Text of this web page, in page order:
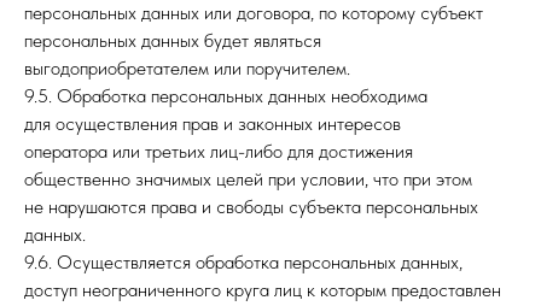
персональных данных или договора, по которому субъект
персональных данных будет являться
выгодоприобретателем или поручителем.
9.5. Обработка персональных данных необходима
для осуществления прав и законных интересов
оператора или третьих лиц-либо для достижения
общественно значимых целей при условии, что при этом
не нарушаются права и свободы субъекта персональных
данных.
9.6. Осуществляется обработка персональных данных,
доступ неограниченного круга лиц к которым предоставлен